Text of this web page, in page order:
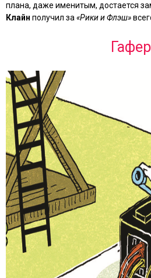
плана, даже именитым, достается
Клайн получил за «Рики и Флэш»
Гафер